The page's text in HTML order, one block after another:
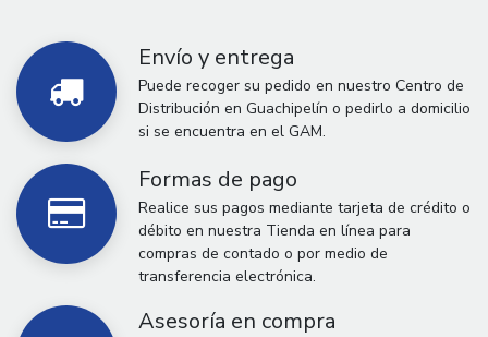
Envío y entrega
Puede recoger su pedido en nuestro Centro de
Distribución en Guachipelín o pedirlo a domicilio
si se encuentra en el GAM.
Formas de pago
Realice sus pagos mediante tarjeta de crédito o
débito en nuestra Tienda en línea para
compras de contado o por medio de
transferencia electrónica.
Asesoría en compra